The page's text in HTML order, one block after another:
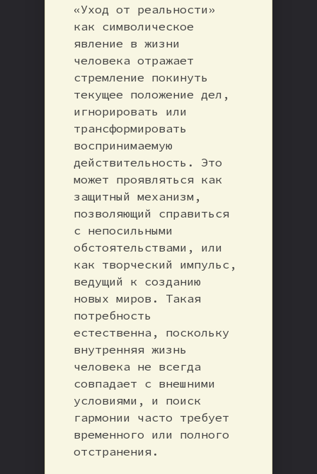
«Уход от реальности»
как символическое
явление в жизни
человека отражает
стремление покинуть
текущее положение дел,
игнорировать или
трансформировать
воспринимаемую
действительность. Это
может проявляться как
защитный механизм,
позволяющий справиться
с непосильными
обстоятельствами, или
как творческий импульс,
ведущий к созданию
новых миров. Такая
потребность
естественна, поскольку
внутренняя жизнь
человека не всегда
совпадает с внешними
условиями, и поиск
гармонии часто требует
временного или полного
отстранения.